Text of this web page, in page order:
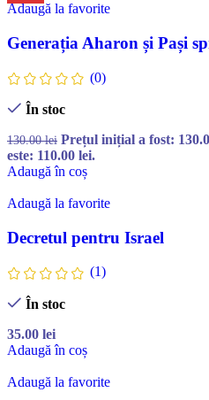
Adaugă la favorite
Generația Aharon și Pași
(0)
În stoc
130.00lei Prețul inițial a fost:
este: 110.00 lei.
Adaugă în coș
Adaugă la favorite
Decretul pentru Israel
(1)
În stoc
35.00 lei
Adaugă în coș
Adaugă la favorite